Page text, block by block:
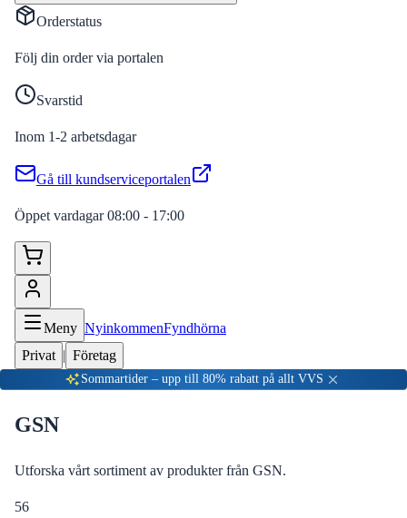
Orderstatus
Följ din order via portalen
Svarstid
Inom 1-2 arbetsdagar
Gå till kundserviceportalen
Öppet vardagar 08:00 - 17:00
Meny NyinkommenFyndhörna
Privat | Företag
Sommartider – upp till 80% rabatt på allt VVS
GSN
Utforska vårt sortiment av produkter från GSN.
56